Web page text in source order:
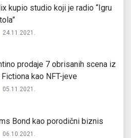
kupio studio koji je radio “Igru
24.11.2021.
prodaje 7 obrisanih scena iz
Fictiona kao NFT-jeve
05.11.2021.
Bond kao porodični biznis
06.10.2021.